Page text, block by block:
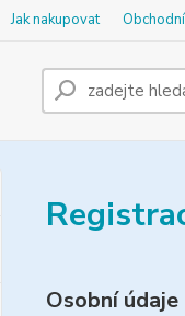
Jak nakupovat
Osobní údaje